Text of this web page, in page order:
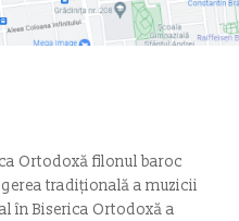
Ortodoxă filonul baroc
tradiţională a muzicii
în Biserica Ortodoxă a